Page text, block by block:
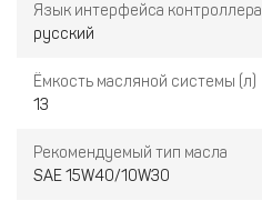
Язык интерфейса контроллера
русский
Ёмкость масляной системы (л)
13
Рекомендуемый тип масла
SAE 15W40/10W30